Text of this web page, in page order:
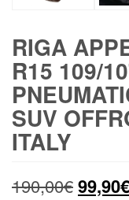
RIGA
R15 109/
SUV
ITALY
190,00€Il
99,90€